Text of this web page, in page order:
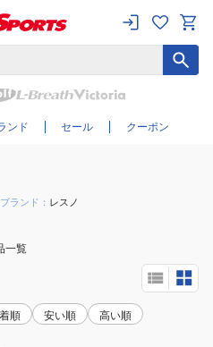
ンド セール クーポン
に絞り込む
ブランド： レスノ
一覧
順 安い順 高い順